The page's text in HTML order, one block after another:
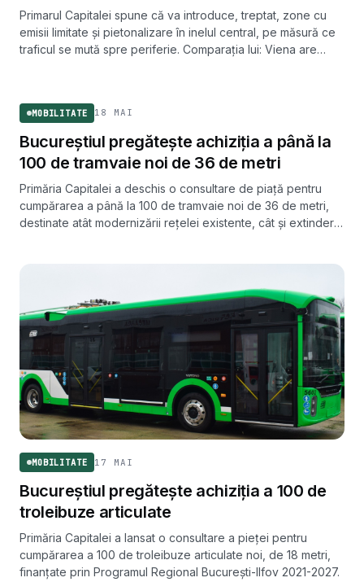
Primarul Capitalei spune că va introduce, treptat, zone cu
emisii limitate și pietonalizare în inelul central, pe măsură ce
traficul se mută spre periferie. Comparația lui: Viena are
MOBILITATE 18 MAI
Bucureștiul pregătește achiziția a până la
100 de tramvaie noi de 36 de metri
Primăria Capitalei a deschis o consultare de piață pentru
cumpărarea a până la 100 de tramvaie noi de 36 de metri,
destinate atât modernizării rețelei existente, cât și extinderii
MOBILITATE 17 MAI
Bucureștiul pregătește achiziția a 100 de
troleibuze articulate
Primăria Capitalei a lansat o consultare a pieței pentru
cumpărarea a 100 de troleibuze articulate noi, de 18 metri,
finanțate prin Programul Regional București-Ilfov 2021-2027.